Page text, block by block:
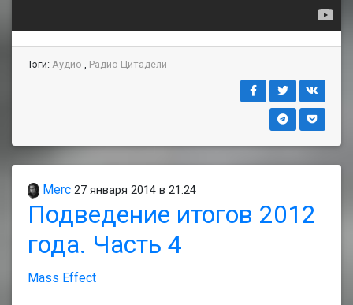
Тэги: Аудио Радио Цитадели
Merc 27 января 2014 в 21:24
Подведение итогов 2012
года. Часть 4
Mass Effect